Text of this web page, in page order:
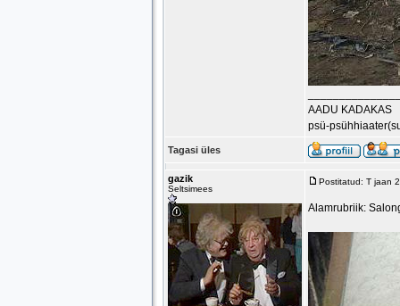
AADU KADAKAS
psü-
Tagasi üles
gazik
Seltsimees
Postitatud: T jaan
Alamrubriik: